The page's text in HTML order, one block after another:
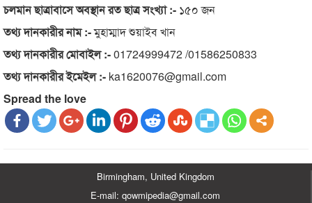
চলমান ছাত্রাবাসে অবস্থান রত ছাত্র সংখ্যা :- ১৫০ জন
তথ্য দানকারীর নাম :-মুহাম্মাদ শুয়াইব খান
তথ্য দানকারীর মোবাইল :-01724999472 /01586250833
তথ্য দানকারীর ইমেইল :- ka1620076@gmail.com
Spread the love
Birmingham, United Kingdom
E-mail: qowmipedia@gmail.com